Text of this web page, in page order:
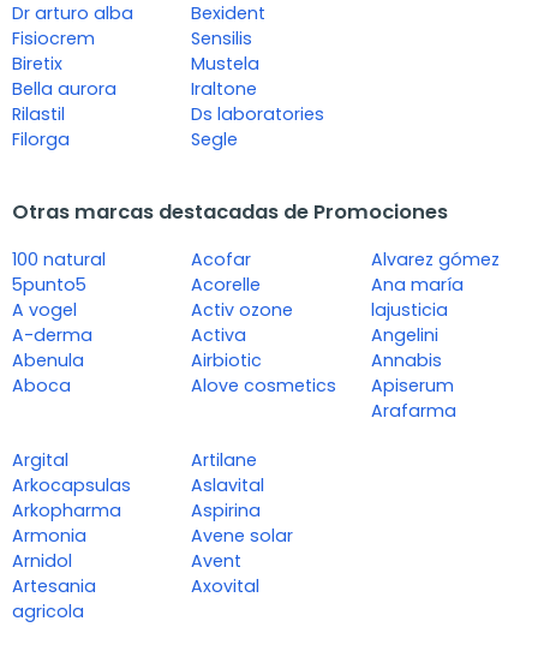
Dr arturo alba
Fisiocrem
Biretix
Bella aurora
Rilastil
Filorga
Bexident
Sensilis
Mustela
Iraltone
Ds laboratories
Segle
Otras marcas destacadas de Promociones
100 natural
5punto5
A vogel
A-derma
Abenula
Aboca
Acofar
Acorelle
Activ ozone
Activa
Airbiotic
Alove cosmetics
Alvarez gómez
Ana maría
lajusticia
Angelini
Annabis
Apiserum
Arafarma
Argital
Arkocapsulas
Arkopharma
Armonia
Arnidol
Artesania
agricola
Artilane
Aslavital
Aspirina
Avene solar
Avent
Axovital